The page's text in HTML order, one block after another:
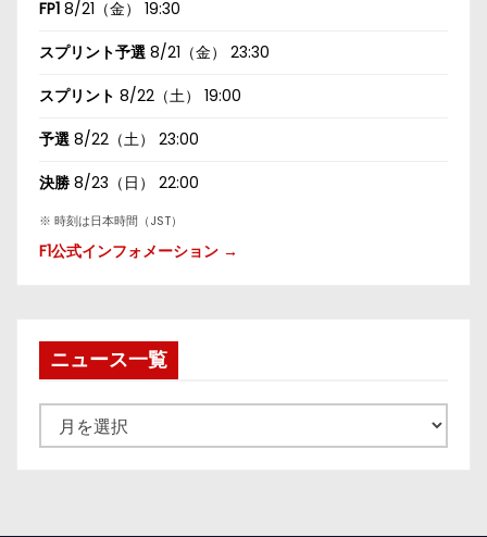
FP1 8/21（金） 19:30
スプリント予選 8/21（金） 23:30
スプリント 8/22（土） 19:00
予選 8/22（土） 23:00
決勝 8/23（日） 22:00
※ 時刻は日本時間（JST）
F1公式インフォメーション →
ニュース一覧
ュ